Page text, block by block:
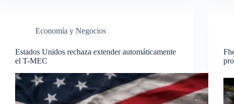
Economía y Negocios
Estados Unidos rechaza extender automáticamente
el T-MEC